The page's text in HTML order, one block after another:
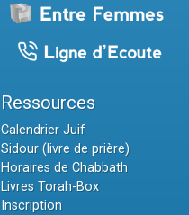
Ressources
Calendrier Juif
Sidour (livre de prière)
Horaires de Chabbath
Livres Torah-Box
Inscription